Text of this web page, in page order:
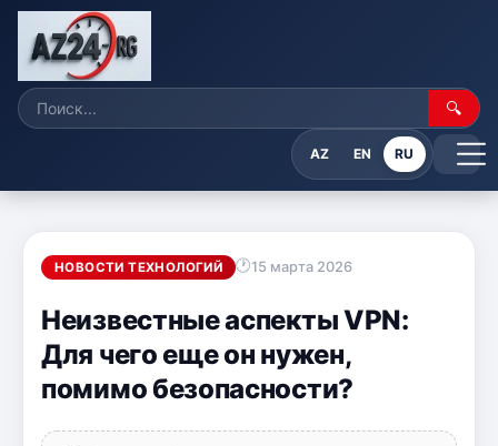
🔍
AZ EN RU
НОВОСТИ ТЕХНОЛОГИЙ 15 марта 2026
Неизвестные аспекты VPN:
Для чего еще он нужен,
помимо безопасности?